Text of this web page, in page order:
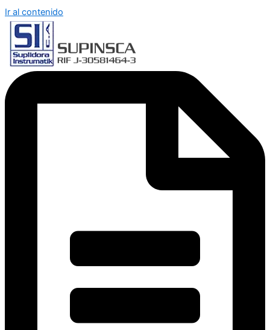
Ir al contenido